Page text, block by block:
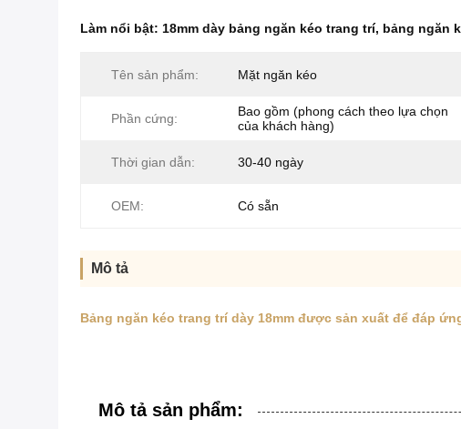
Làm nổi bật: 18mm dày bảng ngăn kéo trang trí, bảng ngăn
Tên sản phẩm: Mặt ngăn kéo
Phần cứng:
Bao gồm (phong cách theo lựa chọn
của khách hàng)
Thời gian dẫn: 30-40 ngày
OEM: Có sẵn
Mô tả
Bảng ngăn kéo trang trí dày 18mm được sản xuất để đáp
Mô tả sản phẩm: